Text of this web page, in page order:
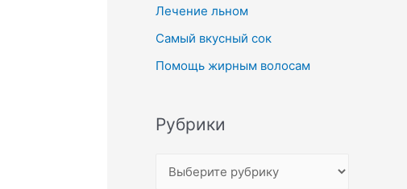
Лечение льном
Самый вкусный сок
Помощь жирным волосам
Рубрики